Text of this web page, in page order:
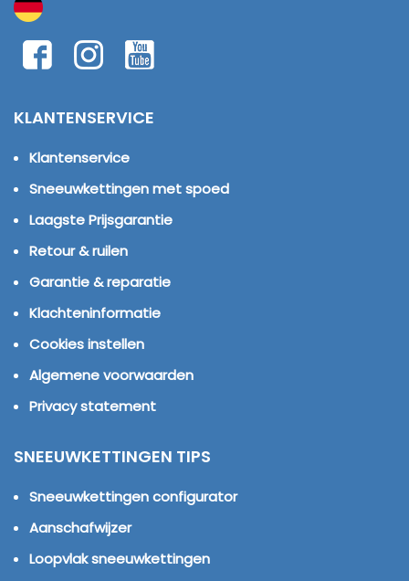
KLANTENSERVICE
Klantenservice
Sneeuwkettingen met spoed
Laagste Prijsgarantie
Retour & ruilen
Garantie & reparatie
Klachteninformatie
Cookies instellen
Algemene voorwaarden
Privacy statement
SNEEUWKETTINGEN TIPS
Sneeuwkettingen configurator
Aanschafwijzer
Loopvlak sneeuwkettingen